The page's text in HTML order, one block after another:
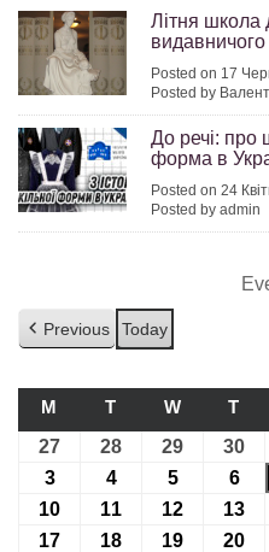
Літня школа
видавничого
Posted on 17
Posted by
До речі: про
форма в
Posted on 24
Posted by admin
Previous Today
M ПОНЕДІЛОК
T ВІВТОРОК
WСЕРЕДА
T
27 27.07.2026
28 28.07.2026
29 29.07.2026
30
303.08.2026
404.08.2026
505.08.2026
6
10 10.08.2026
11 11.08.2026
12 12.08.2026
13
17 17.08.2026
18 18.08.2026
19 19.08.2026
20